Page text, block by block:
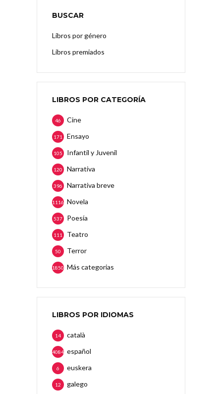
BUSCAR
Libros por género
Libros premiados
LIBROS POR CATEGORÍA
Cine
46
Ensayo
171
Infantil y Juvenil
105
Narrativa
120
Narrativa breve
396
Novela
1116
Poesía
537
Teatro
111
Terror
50
Más categorias
1850
LIBROS POR IDIOMAS
català
14
español
4084
euskera
6
galego
12